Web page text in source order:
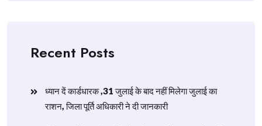
Recent Posts
ध्यान दें कार्डधारक ,31 जुलाई के बाद नहीं मिलेगा जुलाई का
राशन, जिला पूर्ति अधिकारी ने दी जानकारी